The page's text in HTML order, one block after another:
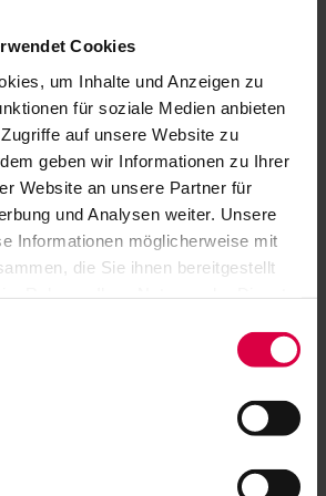
Cookies
um Inhalte und Anzeigen zu
für soziale Medien anbieten
auf unsere Website zu
geben wir Informationen zu Ihrer
Website an unsere Partner für
und Analysen weiter. Unsere
Informationen möglicherweise mit
die Sie ihnen bereitgestellt
Menschen mit
Aufgabe. Ein